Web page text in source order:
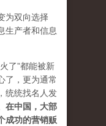
为双向选择
生产者和信息
了”都能被新
了，更为通常
统统找名人发
在中国，大部
成功的营销贩